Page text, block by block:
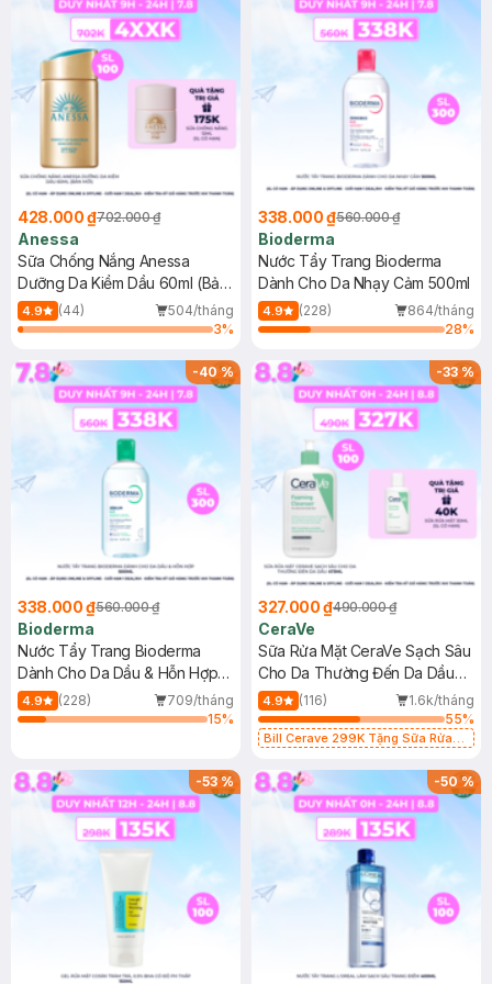
428.000 ₫702.000 ₫
Anessa
Sữa Chống Nắng Anessa
Dưỡng Da Kiềm Dầu 60ml (Bản
Mới)
4.9 (44)
504/tháng
3%
338.000 ₫560.000 ₫
Bioderma
Nước Tẩy Trang Bioderma
Dành Cho Da Nhạy Cảm 500ml
4.9 (228)
864/tháng
28%
-40%
338.000 ₫560.000 ₫
Bioderma
Nước Tẩy Trang Bioderma
Dành Cho Da Dầu & Hỗn Hợp
500ml
4.9 (228)
709/tháng
15%
-33%
327.000 ₫490.000 ₫
CeraVe
Sữa Rửa Mặt CeraVe Sạch Sâu
Cho Da Thường Đến Da Dầu
473ml
4.9 (116)
1.6k/tháng
55%
Bill Cerave 299K Tặng Sữa Rửa
-53% -50%